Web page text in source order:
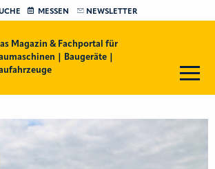
MESSEN NEWSLETTER
Magazin & Fachportal für
| Baugeräte |